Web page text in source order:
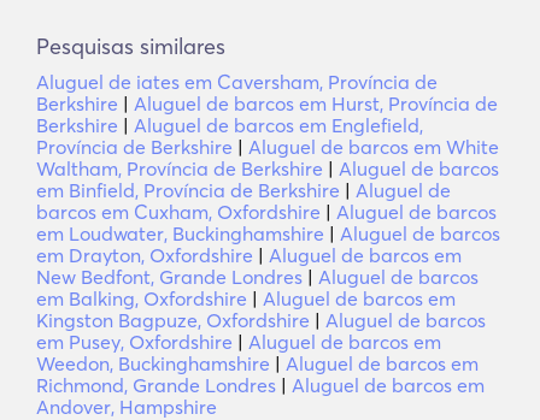
Pesquisas similares
Aluguel de iates em Caversham, Província de
Berkshire | Aluguel de barcos em Hurst, Província de
Berkshire | Aluguel de barcos em Englefield,
Província de Berkshire | Aluguel de barcos em White
Waltham, Província de Berkshire | Aluguel de barcos
em Binfield, Província de Berkshire | Aluguel de
barcos em Cuxham, Oxfordshire | Aluguel de barcos
em Loudwater, Buckinghamshire | Aluguel de barcos
em Drayton, Oxfordshire | Aluguel de barcos em
New Bedfont, Grande Londres | Aluguel de barcos
em Balking, Oxfordshire | Aluguel de barcos em
Kingston Bagpuze, Oxfordshire | Aluguel de barcos
em Pusey, Oxfordshire | Aluguel de barcos em
Weedon, Buckinghamshire | Aluguel de barcos em
Richmond, Grande Londres | Aluguel de barcos em
Andover, Hampshire